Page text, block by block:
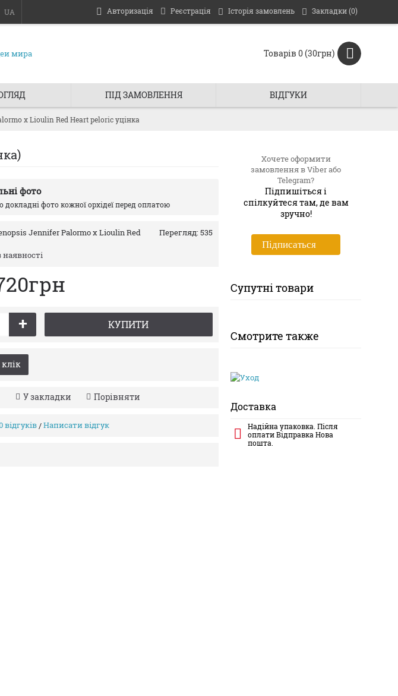
UA Авторизація Реєстрація Історія замовлень Закладки (0)
Товарів 0 (30грн)
ПІД ЗАМОВЛЕННЯ ВIДГУКИ
x Lioulin Red Heart peloric уцінка
Хочете оформити
замовлення в Viber або
Telegram?
Підпишіться і
спiлкуйтеся там, де вам
зручно!
Пiдписаться
Супутні товари
Смотрите также
Доставка
Надійна упаковка. Після
оплати Відправка Нова
пошта.
фото
докладні фото кожної орхідеї перед оплатою
Перегляд: 535
Jennifer Palormo x Lioulin Red
наявності
+ КУПИТИ
клiк
У закладки Порівняти
відгуків/Написати відгук